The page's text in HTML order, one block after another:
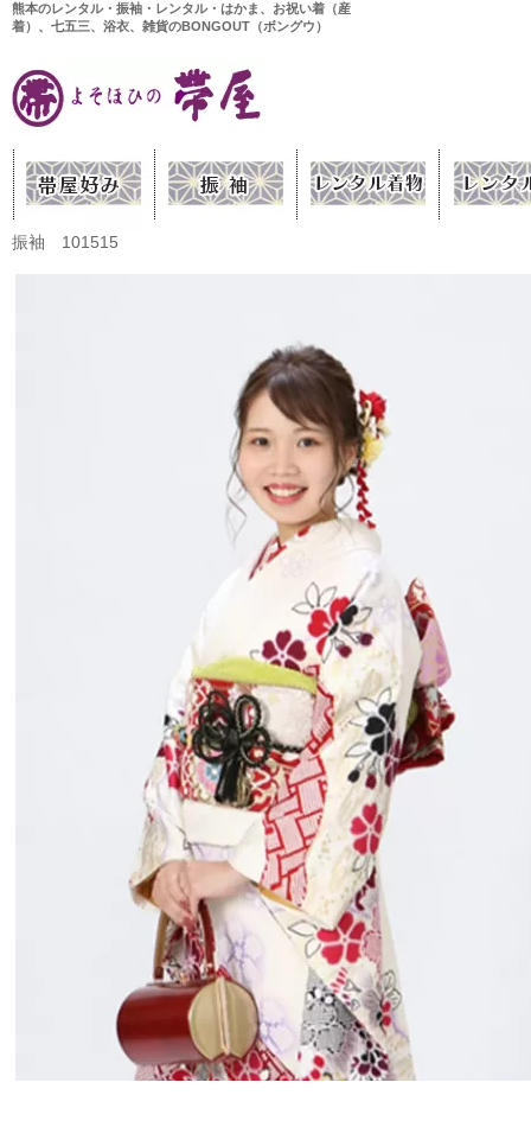
熊本のレンタル・振袖・レンタル・はかま、お祝い着（産
着）、七五三、浴衣、雑貨のBONGOUT（ボングウ）
振袖 101515